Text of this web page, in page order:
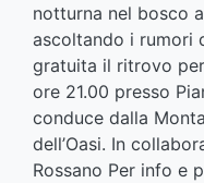
notturna nel bosco
ascoltando i rumori
gratuita il ritrovo
ore 21.00 presso
conduce dalla
dell’Oasi. In
Rossano Per info e